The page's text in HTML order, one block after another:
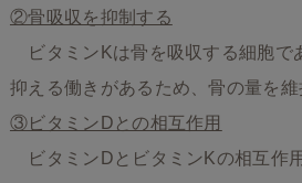
②骨吸収を抑制する
ビタミンKは骨を吸収する細胞で
抑える働きがあるため、骨の量を維
③ビタミンDとの相互作用
ビタミンDとビタミンKの相互作